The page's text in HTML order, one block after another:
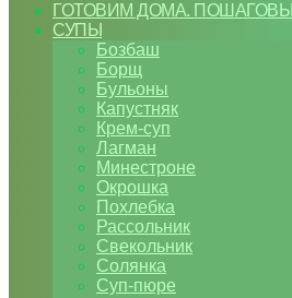
ГОТОВИМ ДОМА.
СУПЫ
Бозбаш
Борщ
Бульоны
Капустняк
Крем-суп
Лагман
Минестроне
Окрошка
Похлебка
Рассольник
Свекольник
Солянка
Суп-пюре